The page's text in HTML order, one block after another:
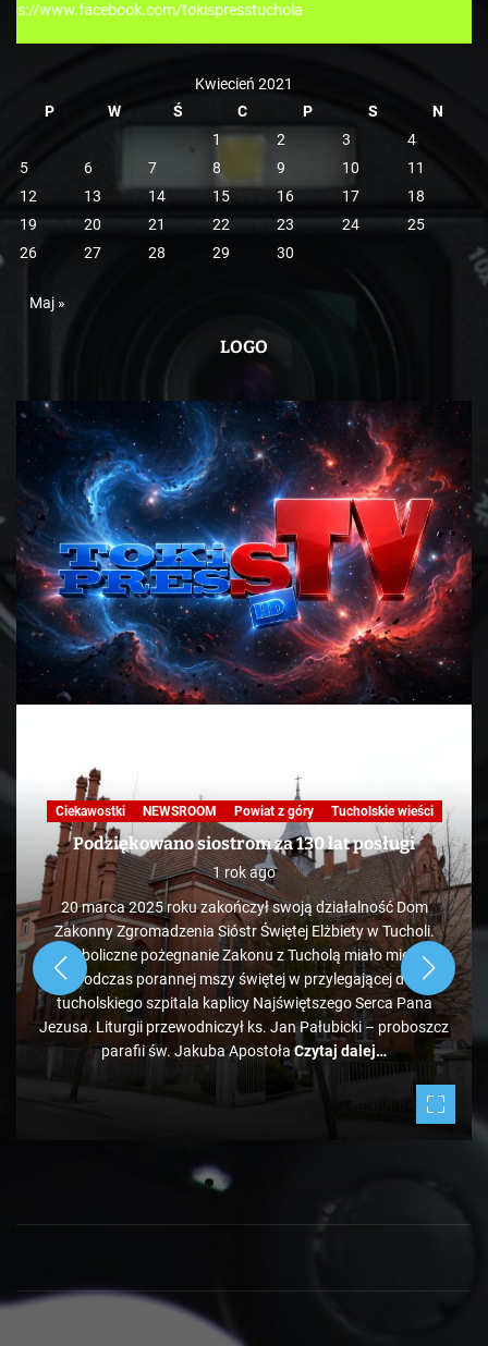
i
e
Kwiecień 2021
P
W Ś C P S
N
1
2 3
4
5
6 7 8 9 10
11
12
13 14 15 16 17
18
19
20 21 22 23 24
25
26
27 28 29 30
Maj »
LOGO
Nasza praca NEWSROOM Powiat z góry
Skandale
Telewizja
Tucholskie wieści TV
KAWA Z TOKiS-em w 100 sekund. „Ekologiczne”
wysypisko śmieci pod Bladowem?
1 rok ago
Zdaje się, że pozycja tucholskiego wysypiska śmieci
administrowanego przez PK jest mocno zagrożona, bo tuż
obok ale od strony Chojnic, przed Bladowem, powstało
drugie, darmowe. Jeżeli zapełniać się będzie w takim tempie,
to może być ciekawie.